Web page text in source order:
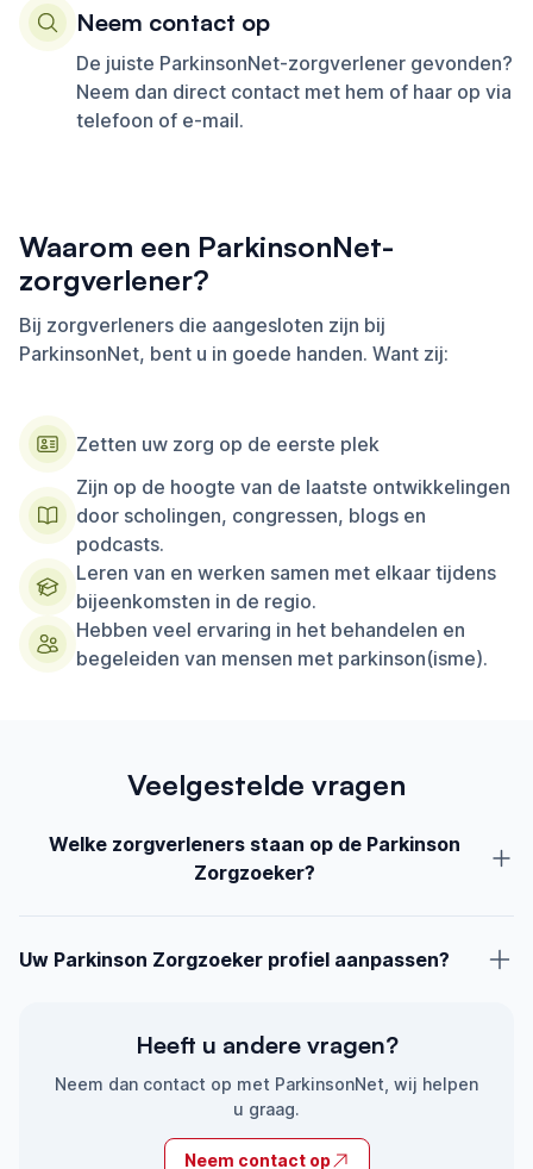
Neem contact op
De juiste ParkinsonNet-zorgverlener gevonden?
Neem dan direct contact met hem of haar op via
telefoon of e-mail.
Waarom een ParkinsonNet-
zorgverlener?
Bij zorgverleners die aangesloten zijn bij
ParkinsonNet, bent u in goede handen. Want zij:
Zetten uw zorg op de eerste plek
Zijn op de hoogte van de laatste ontwikkelingen
door scholingen, congressen, blogs en
podcasts.
Leren van en werken samen met elkaar tijdens
bijeenkomsten in de regio.
Hebben veel ervaring in het behandelen en
begeleiden van mensen met parkinson(isme).
Veelgestelde vragen
Welke zorgverleners staan op de Parkinson
Zorgzoeker?
landelijk netwerk van zorgverleners die specialist zijn in het
behandelen en begeleiden van mensen met de ziekte van
Uw Parkinson Zorgzoeker profiel aanpassen?
aanpassen’ tegel op MijnParkinsonNet. Log
hierin op
Heeft u andere vragen?
Neem dan contact op met ParkinsonNet, wij helpen
u graag.
Neem contact op